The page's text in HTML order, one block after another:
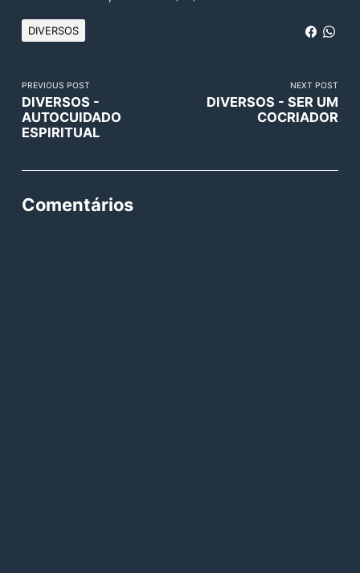
DIVERSOS
PREVIOUS POST
DIVERSOS -
AUTOCUIDADO
ESPIRITUAL
NEXT POST
DIVERSOS - SER UM
COCRIADOR
Comentários